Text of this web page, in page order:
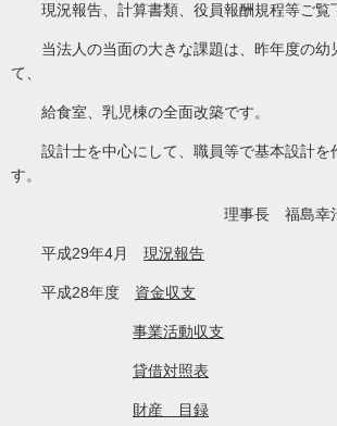
現況報告、計算書類、役員報酬規程等ご覧
当法人の当面の大きな課題は、昨年度の幼
て、
給食室、乳児棟の全面改築です。
設計士を中心にして、職員等で基本設計を
す。
理事長 福島幸
平成29年4月 現況報告
平成28年度 資金収支
事業活動収支
貸借対照表
財産 目録